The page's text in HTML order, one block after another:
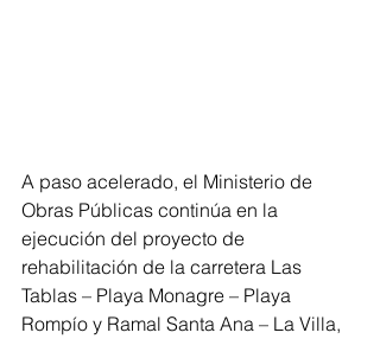
A paso acelerado, el Ministerio de
Obras Públicas continúa en la
ejecución del proyecto de
rehabilitación de la carretera Las
Tablas – Playa Monagre – Playa
Rompío y Ramal Santa Ana – La Villa,